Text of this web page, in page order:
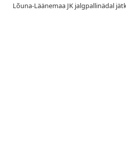
Lõuna-Läänemaa JK jalgpallinädal